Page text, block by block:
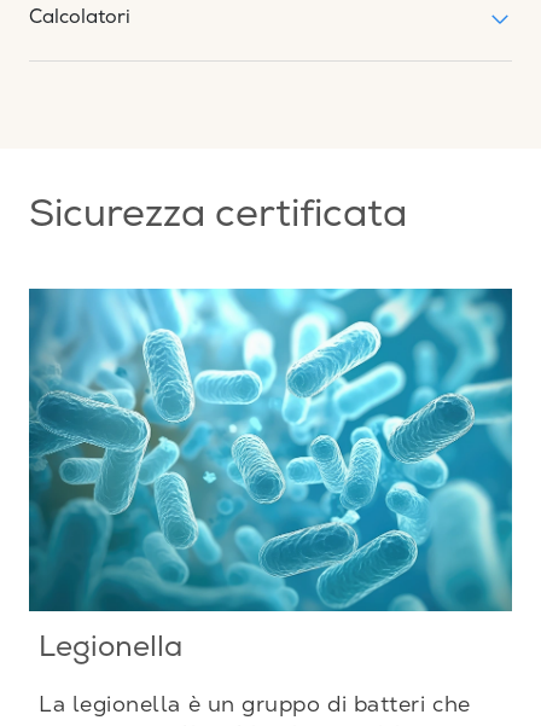
Calcolatori
Sicurezza certificata
Legionella
La legionella è un gruppo di batteri che